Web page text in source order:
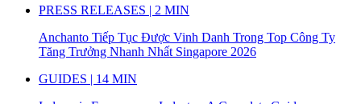
PRESS RELEASES | 2 MIN
Anchanto Tiếp Tục Được Vinh Danh Trong Top Công Ty
Tăng Trưởng Nhanh Nhất Singapore 2026
GUIDES | 14 MIN